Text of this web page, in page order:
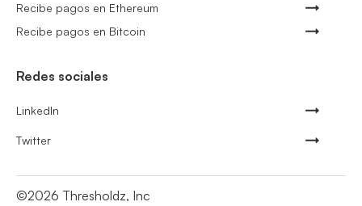
Recibe pagos en Ethereum
Recibe pagos en Bitcoin
Redes sociales
LinkedIn
Twitter
©2026 Thresholdz, Inc